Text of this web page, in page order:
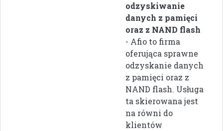
odzyskiwanie
danych z pamięci
oraz z NAND flash
- Afio to firma
oferująca sprawne
odzyskanie danych
z pamięci oraz z
NAND flash. Usługa
ta skierowana jest
na równi do
klientów